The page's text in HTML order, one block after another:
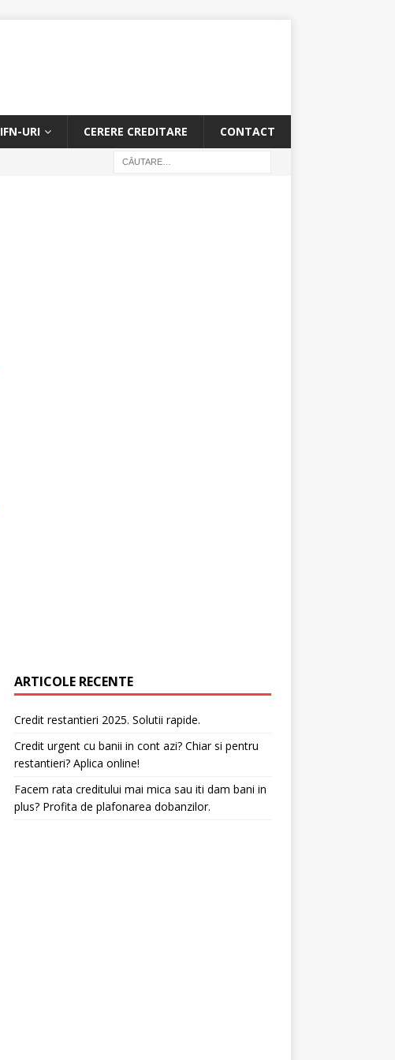
IFN-URI CERERE CREDITARE CONTACT
ARTICOLE RECENTE
Credit restantieri 2025. Solutii rapide.
Credit urgent cu banii in cont azi? Chiar si pentru
restantieri? Aplica online!
Facem rata creditului mai mica sau iti dam bani in
plus? Profita de plafonarea dobanzilor.